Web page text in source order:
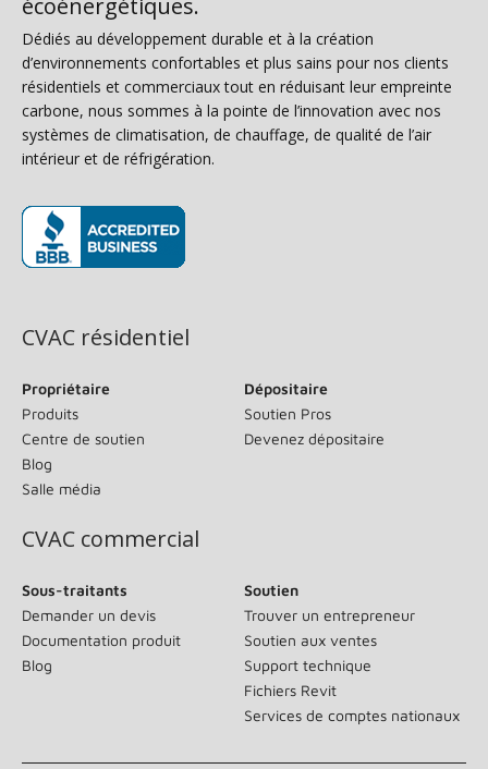
Dédiés au développement durable et à la création
d’environnements confortables et plus sains pour nos clients
résidentiels et commerciaux tout en réduisant leur empreinte
carbone, nous sommes à la pointe de l’innovation avec nos
systèmes de climatisation, de chauffage, de qualité de l’air
intérieur et de réfrigération.
CVAC résidentiel
Propriétaire
Produits
Centre de soutien
Blog
Salle média
Dépositaire
Soutien Pros
Devenez dépositaire
CVAC commercial
Sous-traitants
Demander un devis
Documentation produit
Blog
Soutien
Trouver un entrepreneur
Soutien aux ventes
Support technique
Fichiers Revit
Services de comptes nationaux